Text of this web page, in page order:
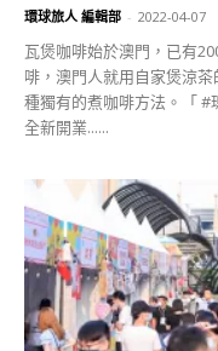
環球旅人 編輯部 - 2022-04-07
瓦煲咖啡始於澳門，已有
啡，澳門人就用自家煲涼
種獨有的煮咖啡方法。「
全新開業......